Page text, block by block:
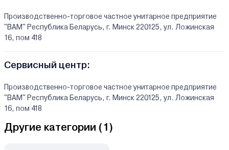
Производственно-торговое частное унитарное предприятие
"ВАМ" Республика Беларусь, г. Минск 220125, ул. Ложинская
16, пом 418
Сервисный центр:
Производственно-торговое частное унитарное предприятие
"ВАМ" Республика Беларусь, г. Минск 220125, ул. Ложинская
16, пом 418
Другие категории (1 )